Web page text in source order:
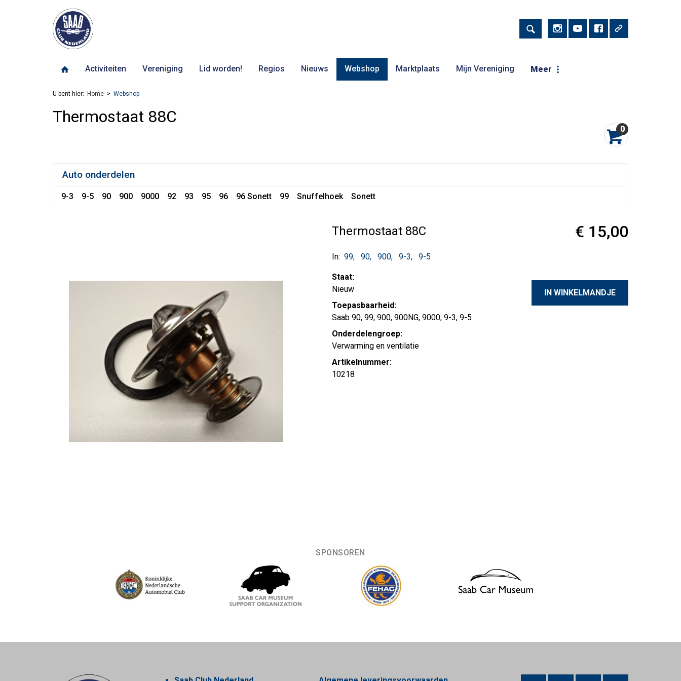
Activiteiten Vereniging Lid worden! Regios Nieuws Webshop Marktplaats Mijn Vereniging Meer
U bent hier: Home Webshop
Thermostaat 88C
0
Auto onderdelen
9-3 9-5 90 900 9000 92 93 95 96 96 Sonett 99 Snuffelhoek Sonett
Thermostaat 88C
In: 99 90 900 9-3 9-5
Staat:
Nieuw
Toepasbaarheid:
Saab 90, 99, 900, 900NG, 9000, 9-3, 9-5
Onderdelengroep:
Verwarming en ventilatie
Artikelnummer:
10218
€ 15,00
SPONSOREN